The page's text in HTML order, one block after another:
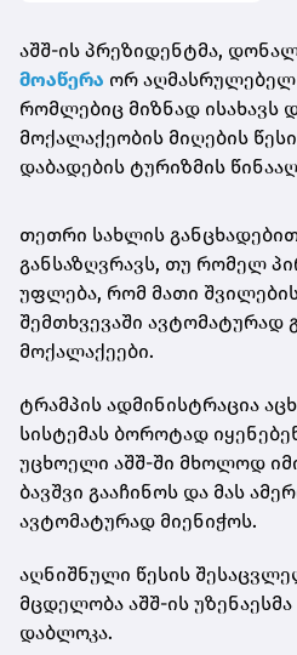
აშშ-ის პრეზიდენტმა,
მოაწერა ორ აღმასრულებელ
რომლებიც მიზნად ისახავს
მოქალაქეობის მიღების
დაბადების ტურიზმის
თეთრი სახლის
განსაზღვრავს, თუ რომელ
უფლება, რომ მათი
შემთხვევაში ავტომატურად
მოქალაქეები.
ტრამპის ადმინისტრაცია
სისტემას ბოროტად
უცხოელი აშშ-ში მხოლოდ
ბავშვი გააჩინოს და მას
ავტომატურად მიენიჭოს.
აღნიშნული წესის
მცდელობა აშშ-ის
დაბლოკა.